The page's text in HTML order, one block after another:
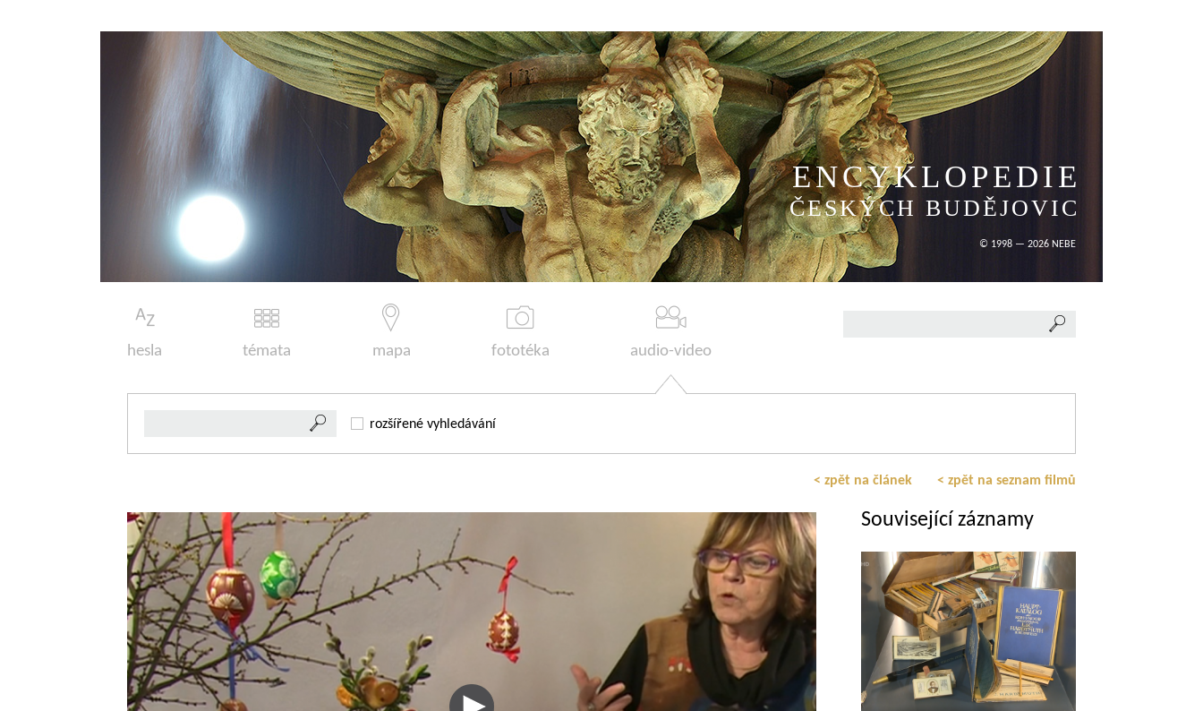
ENCYKLOPEDIE
ČESKÝCH BUDĚJOVIC
© 1998 — 2026 NEBE
hesla témata mapa fototéka audio-video
rozšířené vyhledávání
< zpět na článek < zpět na seznam filmů
Související záznamy